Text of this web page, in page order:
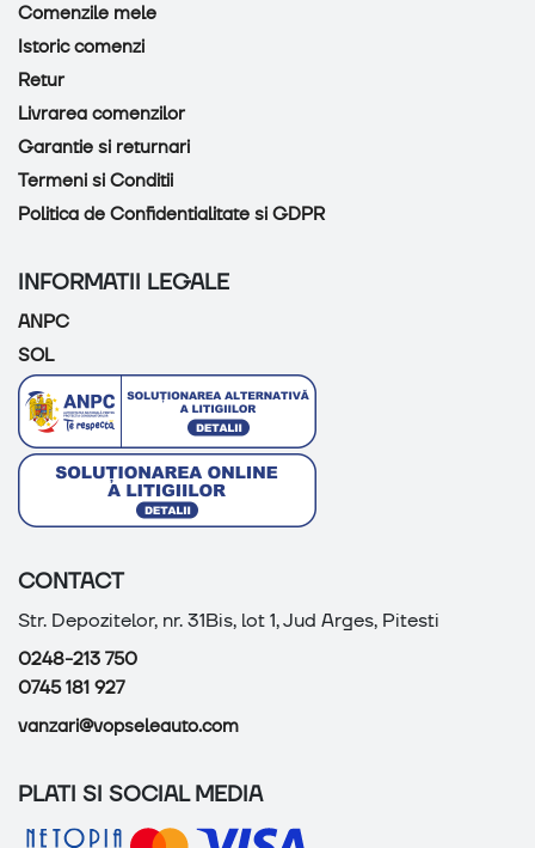
Comenzile mele
Istoric comenzi
Retur
Livrarea comenzilor
Garantie si returnari
Termeni si Conditii
Politica de Confidentialitate si GDPR
INFORMATII LEGALE
ANPC
SOL
CONTACT
Str. Depozitelor, nr. 31Bis, lot 1, Jud Arges, Pitesti
0248-213 750
0745 181 927
vanzari@vopseleauto.com
PLATI SI SOCIAL MEDIA